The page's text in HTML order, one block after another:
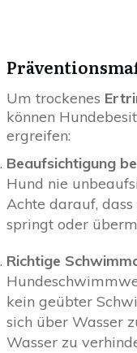
Um trockenes
können
ergreifen:
Beaufsichtigung
Hund nie
Achte darauf,
springt oder
Richtige
kein geübter
sich über Wasser
Wasser zu